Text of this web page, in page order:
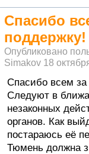
Спасибо
поддержку!
Опубликовано
Simakov 18
Спасибо всем за
Следуют в
незаконных
органов. Как
постараюсь её
Тюмень должна